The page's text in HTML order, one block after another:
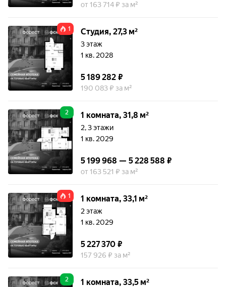
от 163 714 ₽ за м²
1 Студия, 27,3 м²
3 этаж
1 кв. 2028
5 189 282 ₽
190 083 ₽ за м²
2 1 комната, 31,8 м²
2, 3 этажи
1 кв. 2029
5 199 968 — 5 228 588 ₽
от 163 521 ₽ за м²
1 1 комната, 33,1 м²
2 этаж
1 кв. 2029
5 227 370 ₽
157 926 ₽ за м²
2 1 комната, 33,5 м²